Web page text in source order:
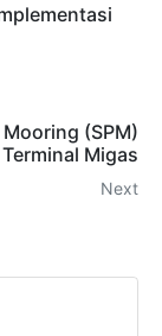
(SPM)
Migas
Next